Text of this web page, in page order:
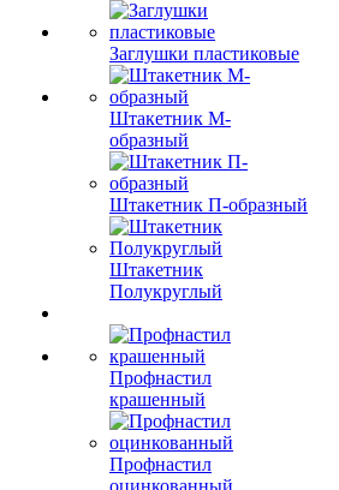
Заглушки пластиковые
Штакетник М-
образный
Штакетник П-образный
Штакетник
Полукруглый
Профнастил
крашенный
Профнастил
оцинкованный